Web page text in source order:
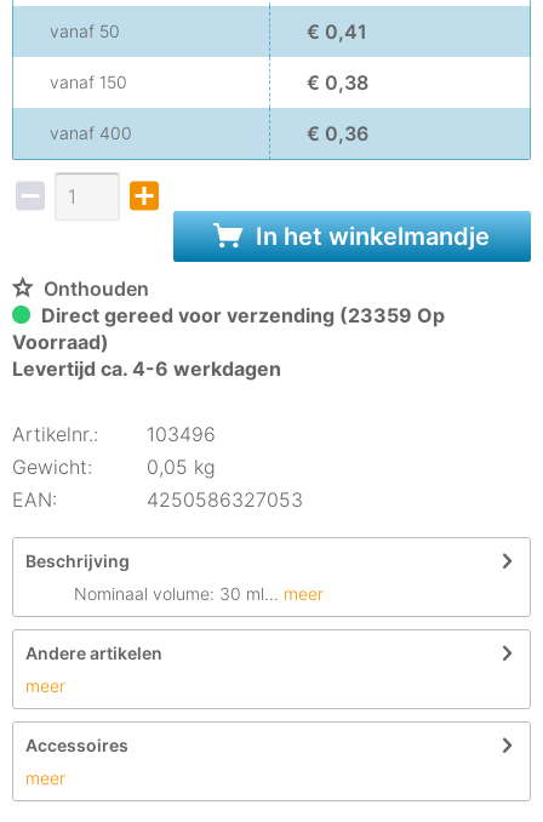
vanaf 50 € 0,41
vanaf 150 € 0,38
vanaf 400 € 0,36
In het winkelmandje
Onthouden
Direct gereed voor verzending (23359 Op
Voorraad)
Levertijd ca. 4-6 werkdagen
Artikelnr.:
103496
Gewicht:
0,05 kg
EAN:
4250586327053
Beschrijving
Nominaal volume: 30 ml... meer
Andere artikelen
meer
Accessoires
meer